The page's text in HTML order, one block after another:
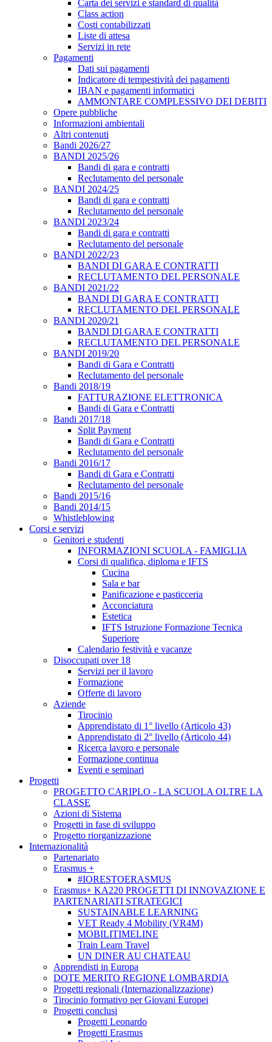
Carta dei servizi e standard di qualità
Class action
Costi contabilizzati
Liste di attesa
Servizi in rete
Pagamenti
Dati sui pagamenti
Indicatore di tempestività dei pagamenti
IBAN e pagamenti informatici
AMMONTARE COMPLESSIVO DEI DEBITI
Opere pubbliche
Informazioni ambientali
Altri contenuti
Bandi 2026/27
BANDI 2025/26
Bandi di gara e contratti
Reclutamento del personale
BANDI 2024/25
Bandi di gara e contratti
Reclutamento del personale
BANDI 2023/24
Bandi di gara e contratti
Reclutamento del personale
BANDI 2022/23
BANDI DI GARA E CONTRATTI
RECLUTAMENTO DEL PERSONALE
BANDI 2021/22
BANDI DI GARA E CONTRATTI
RECLUTAMENTO DEL PERSONALE
BANDI 2020/21
BANDI DI GARA E CONTRATTI
RECLUTAMENTO DEL PERSONALE
BANDI 2019/20
Bandi di Gara e Contratti
Reclutamento del personale
Bandi 2018/19
FATTURAZIONE ELETTRONICA
Bandi di Gara e Contratti
Bandi 2017/18
Split Payment
Bandi di Gara e Contratti
Reclutamento del personale
Bandi 2016/17
Bandi di Gara e Contratti
Reclutamento del personale
Bandi 2015/16
Bandi 2014/15
Whistleblowing
Corsi e servizi
Genitori e studenti
INFORMAZIONI SCUOLA - FAMIGLIA
Corsi di qualifica, diploma e IFTS
Cucina
Sala e bar
Panificazione e pasticceria
Acconciatura
Estetica
IFTS Istruzione Formazione Tecnica
Superiore
Calendario festività e vacanze
Disoccupati over 18
Servizi per il lavoro
Formazione
Offerte di lavoro
Aziende
Tirocinio
Apprendistato di 1° livello (Articolo 43)
Apprendistato di 2° livello (Articolo 44)
Ricerca lavoro e personale
Formazione continua
Eventi e seminari
Progetti
PROGETTO CARIPLO - LA SCUOLA OLTRE LA
CLASSE
Azioni di Sistema
Progetti in fase di sviluppo
Progetto riorganizzazione
Internazionalità
Partenariato
Erasmus +
#IORESTOERASMUS
Erasmus+ KA220 PROGETTI DI INNOVAZIONE E
PARTENARIATI STRATEGICI
SUSTAINABLE LEARNING
VET Ready 4 Mobility (VR4M)
MOBILITIMELINE
Train Learn Travel
UN DINER AU CHATEAU
Apprendisti in Europa
DOTE MERITO REGIONE LOMBARDIA
Progetti regionali (Internazionalizzazione)
Tirocinio formativo per Giovani Europei
Progetti conclusi
Progetti Leonardo
Progetti Erasmus